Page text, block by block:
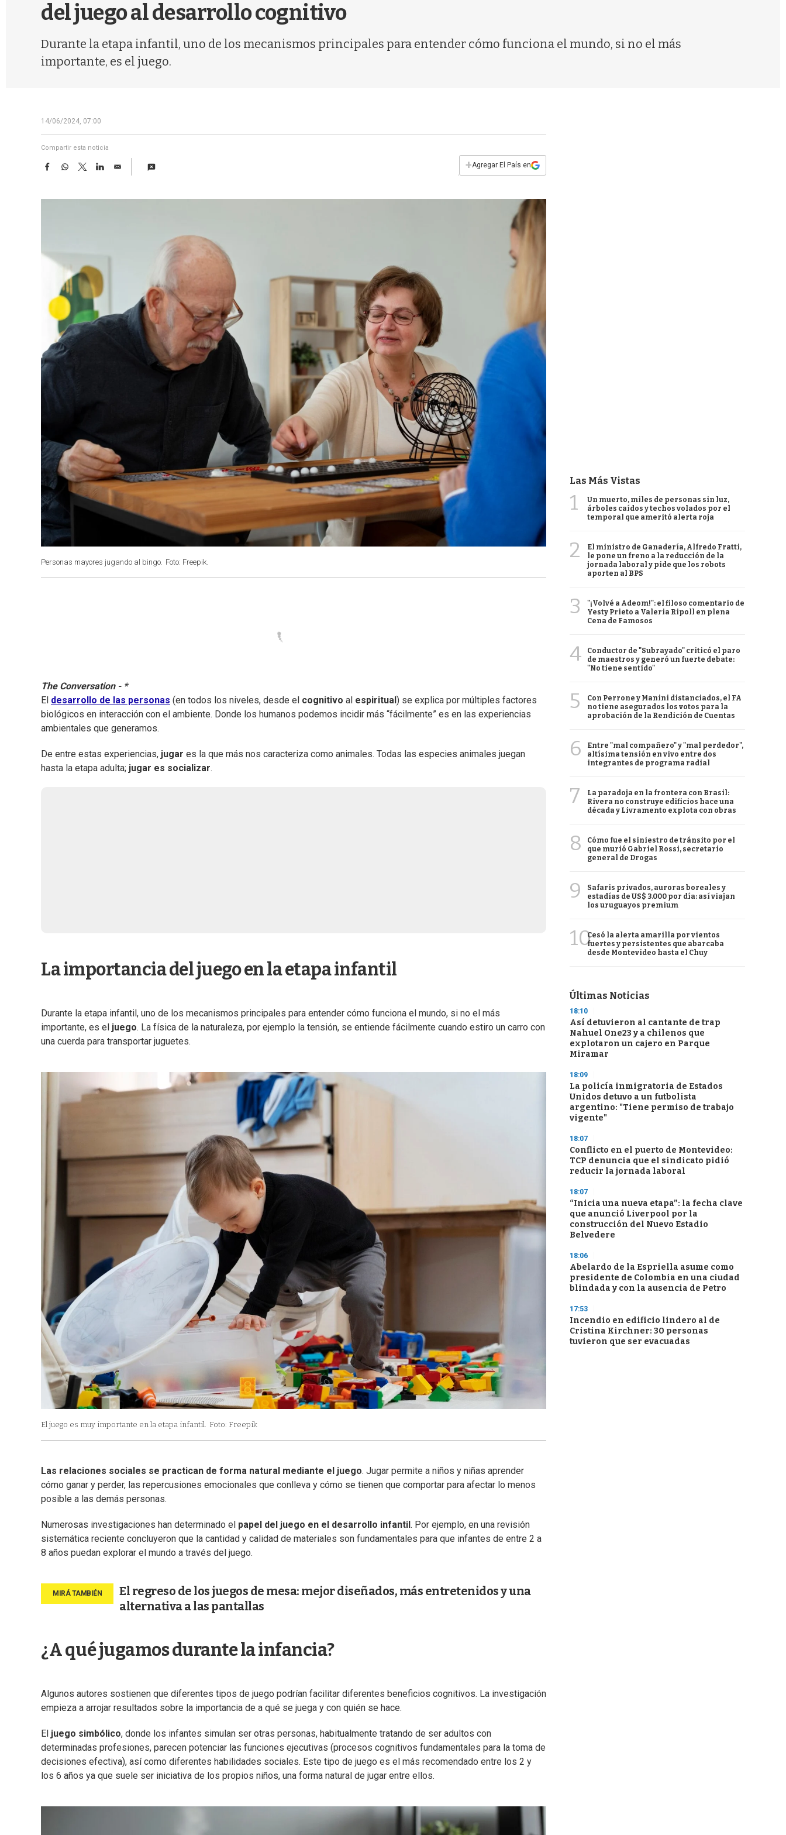
del juego al desarrollo cognitivo
Durante la etapa infantil, uno de los mecanismos principales para entender cómo funciona el mundo, si no el más
importante, es el juego.
14/06/2024, 07:00
Compartir esta noticia
F
e
W
t
T
w
t
L
k
E
i
+Agregar El País en
Personas mayores jugando al bingo. Foto: Freepik.
The Conversation - *
El desarrollo de las personas (en todos los niveles, desde el cognitivo al espiritual ) se explica por múltiples factores
biológicos en interacción con el ambiente. Donde los humanos podemos incidir más “fácilmente” es en las experiencias
ambientales que generamos.
De entre estas experiencias, jugar es la que más nos caracteriza como animales. Todas las especies animales juegan
hasta la etapa adulta; jugar es socializar.
La importancia del juego en la etapa infantil
Durante la etapa infantil, uno de los mecanismos principales para entender cómo funciona el mundo, si no el más
importante, es el juego. La física de la naturaleza, por ejemplo la tensión, se entiende fácilmente cuando estiro un carro con
una cuerda para transportar juguetes.
El juego es muy importante en la etapa infantil. Foto: Freepik
Las relaciones sociales se practican de forma natural mediante el juego. Jugar permite a niños y niñas aprender
cómo ganar y perder, las repercusiones emocionales que conlleva y cómo se tienen que comportar para afectar lo menos
posible a las demás personas.
Numerosas investigaciones han determinado el papel del juego en el desarrollo infantil . Por ejemplo, en una revisión
sistemática reciente concluyeron que la cantidad y calidad de materiales son fundamentales para que infantes de entre 2 a
8 años puedan explorar el mundo a través del juego.
El regreso de los juegos de mesa: mejor diseñados, más entretenidos y una
alternativa a las pantallas
¿A qué jugamos durante la infancia?
Algunos autores sostienen que diferentes tipos de juego podrían facilitar diferentes beneficios cognitivos. La investigación
empieza a arrojar resultados sobre la importancia de a qué se juega y con quién se hace.
El juego simbólico, donde los infantes simulan ser otras personas, habitualmente tratando de ser adultos con
determinadas profesiones, parecen potenciar las funciones ejecutivas (procesos cognitivos fundamentales para la toma de
decisiones efectiva), así como diferentes habilidades sociales. Este tipo de juego es el más recomendado entre los 2 y
los 6 años ya que suele ser iniciativa de los propios niños, una forma natural de jugar entre ellos.
Las Más Vistas
1
Un muerto, miles de personas sin luz,
árboles caídos y techos volados por el
temporal que ameritó alerta roja
2
El ministro de Ganadería, Alfredo Fratti,
le pone un freno a la reducción de la
jornada laboral y pide que los robots
aporten al BPS
3
"¡Volvé a Adeom!": el filoso comentario de
Yesty Prieto a Valeria Ripoll en plena
Cena de Famosos
4
Conductor de "Subrayado" criticó el paro
de maestros y generó un fuerte debate:
"No tiene sentido"
5
Con Perrone y Manini distanciados, el FA
no tiene asegurados los votos para la
aprobación de la Rendición de Cuentas
6
Entre "mal compañero" y "mal perdedor",
altísima tensión en vivo entre dos
integrantes de programa radial
7
La paradoja en la frontera con Brasil:
Rivera no construye edificios hace una
década y Livramento explota con obras
8
Cómo fue el siniestro de tránsito por el
que murió Gabriel Rossi, secretario
general de Drogas
9
Safaris privados, auroras boreales y
estadías de US$ 3.000 por día: así viajan
los uruguayos premium
10Cesó la alerta amarilla por vientos
fuertes y persistentes que abarcaba
desde Montevideo hasta el Chuy
Últimas Noticias
18:10
Así detuvieron al cantante de trap
Nahuel One23 y a chilenos que
explotaron un cajero en Parque
Miramar
18:09
La policía inmigratoria de Estados
Unidos detuvo a un futbolista
argentino: "Tiene permiso de trabajo
vigente"
18:07
Conflicto en el puerto de Montevideo:
TCP denuncia que el sindicato pidió
reducir la jornada laboral
18:07
“Inicia una nueva etapa”: la fecha clave
que anunció Liverpool por la
construcción del Nuevo Estadio
Belvedere
18:06
Abelardo de la Espriella asume como
presidente de Colombia en una ciudad
blindada y con la ausencia de Petro
17:53
Incendio en edificio lindero al de
Cristina Kirchner: 30 personas
tuvieron que ser evacuadas